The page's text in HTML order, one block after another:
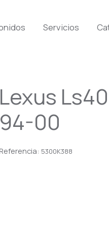
Servicios
Lexus
94-00
Referencia: 5300K388